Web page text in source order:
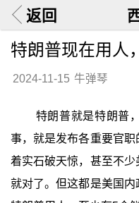
返回
特朗普现在用人
2024-11-15 牛弹琴
特朗普就是特朗普
事，就是发布各重要官
着实石破天惊，甚至不
就对了。但这都是美国内